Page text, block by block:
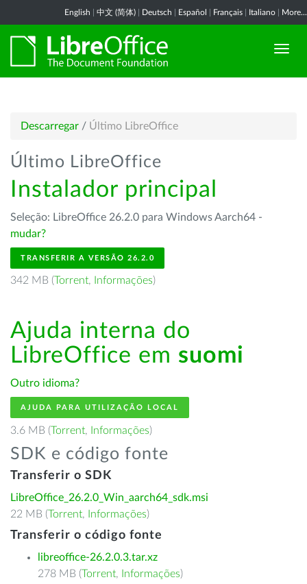
English 中文 (简体) Deutsch Español Français Italiano More...
Descarregar / Último LibreOffice
Último LibreOffice
Instalador principal
Seleção: LibreOffice 26.2.0 para Windows Aarch64 -
mudar?
TRANSFERIR A VERSÃO 26.2.0
342 MB (Torrent, Informações)
Ajuda interna do
LibreOffice em suomi
Outro idioma?
AJUDA PARA UTILIZAÇÃO LOCAL
3.6 MB (Torrent, Informações)
SDK e código fonte
Transferir o SDK
LibreOffice_26.2.0_Win_aarch64_sdk.msi
22 MB (Torrent, Informações)
Transferir o código fonte
libreoffice-26.2.0.3.tar.xz
278 MB (Torrent, Informações)